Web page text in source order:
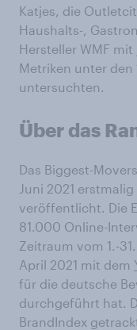
Katjes, die
Haushalts-,
Hersteller WMF
Metriken unter den
untersuchten.
Über das
Das Biggest-
Juni 2021
veröffentlicht. Die
81.000 Online-
Zeitraum vom 1.-
April 2021 mit dem
für die deutsche
durchgeführt hat.
BrandIndex